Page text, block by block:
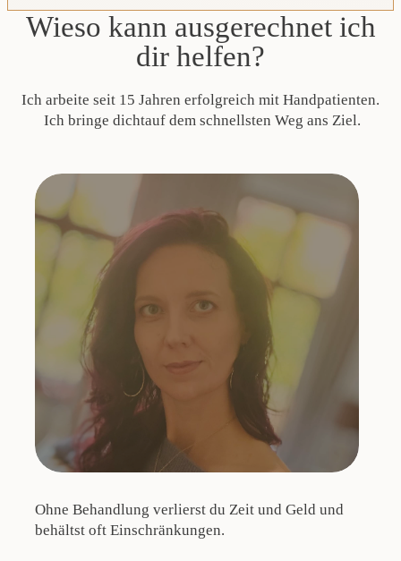
Wieso kann ausgerechnet ich
dir helfen?
Ich arbeite seit 15 Jahren erfolgreich mit Handpatienten.
Ich bringe dichtauf dem schnellsten Weg ans Ziel.
Ohne Behandlung verlierst du Zeit und Geld und
behältst oft Einschränkungen.